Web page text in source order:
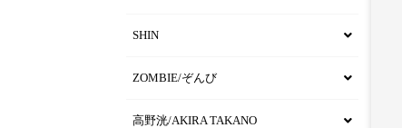
SHIN
ZOMBIE/ぞんび
高野洸/AKIRA TAKANO